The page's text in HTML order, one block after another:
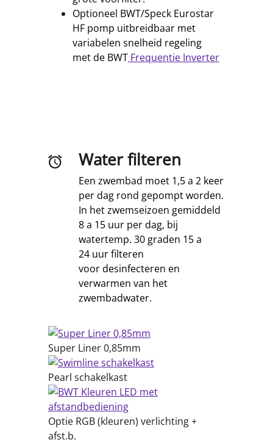
Optioneel BWT/Speck Eurostar
HF pomp uitbreidbaar met
variabelen snelheid regeling
met de BWT Frequentie Inverter
Water filteren
Een zwembad moet 1,5 a 2 keer
per dag rond gepompt worden.
In het zwemseizoen gemiddeld
8 a 15 uur per dag, bij
watertemp. 30 graden 15 a
24 uur filteren
voor desinfecteren en
verwarmen van het
zwembadwater.
Super Liner 0,85mm
Pearl schakelkast
Optie RGB (kleuren) verlichting +
afst.b.